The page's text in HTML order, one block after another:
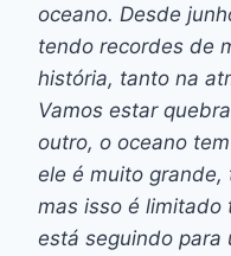
oceano. Desde
tendo recordes de
história, tanto na
Vamos estar
outro, o oceano
ele é muito grande,
mas isso é limitado
está seguindo para